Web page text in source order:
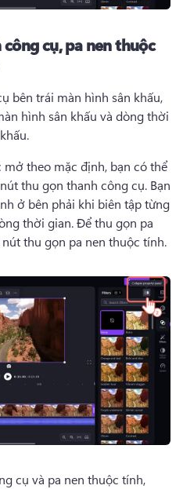
cụ, pa nen thuộc
bên trái màn hình sân khấu,
hình sân khấu và dòng thời
theo mặc định, bạn có thể
thu gọn thanh công cụ. Bạn
ở bên phải khi biên tập từng
thời gian. Để thu gọn pa
thu gọn pa nen thuộc tính.
cụ và pa nen thuộc tính,